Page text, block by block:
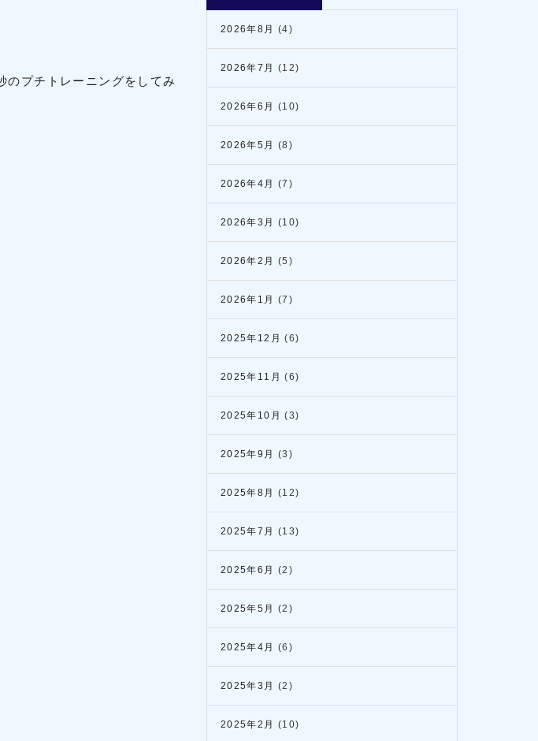
のプチトレーニングをしてみ
2026年8月 (4)
2026年7月 (12)
2026年6月 (10)
2026年5月 (8)
2026年4月 (7)
2026年3月 (10)
2026年2月 (5)
2026年1月 (7)
2025年12月 (6)
2025年11月 (6)
2025年10月 (3)
2025年9月 (3)
2025年8月 (12)
2025年7月 (13)
2025年6月 (2)
2025年5月 (2)
2025年4月 (6)
2025年3月 (2)
2025年2月 (10)